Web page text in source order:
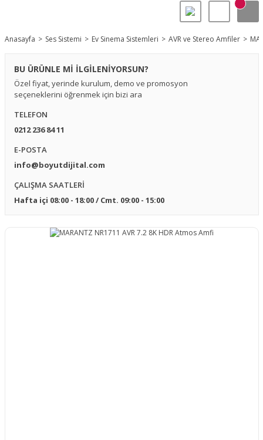
Anasayfa Ses Sistemi Ev Sinema Sistemleri AVR ve Stereo Amfiler
BU ÜRÜNLE Mİ İLGİLENİYORSUN?
Özel fiyat, yerinde kurulum, demo ve promosyon
seçeneklerini öğrenmek için bizi ara
TELEFON
0212 236 84 11
E-POSTA
info@boyutdijital.com
ÇALIŞMA SAATLERİ
Hafta içi 08:00 - 18:00 / Cmt. 09:00 - 15:00